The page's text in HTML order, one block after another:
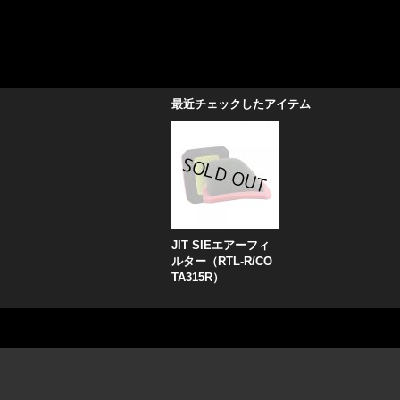
最近チェックしたアイテム
JIT SIEエアーフィ
ルター（RTL-R/CO
TA315R）